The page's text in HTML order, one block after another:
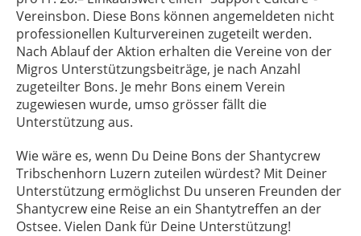
Vereinsbon. Diese Bons können angemeldeten nicht
professionellen Kulturvereinen zugeteilt werden.
Nach Ablauf der Aktion erhalten die Vereine von der
Migros Unterstützungsbeiträge, je nach Anzahl
zugeteilter Bons. Je mehr Bons einem Verein
zugewiesen wurde, umso grösser fällt die
Unterstützung aus.
Wie wäre es, wenn Du Deine Bons der Shantycrew
Tribschenhorn Luzern zuteilen würdest? Mit Deiner
Unterstützung ermöglichst Du unseren Freunden der
Shantycrew eine Reise an ein Shantytreffen an der
Ostsee. Vielen Dank für Deine Unterstützung!